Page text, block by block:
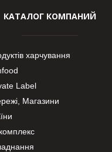
КАТАЛОГ КОМПАНИЙ
харчування
Label
Магазини